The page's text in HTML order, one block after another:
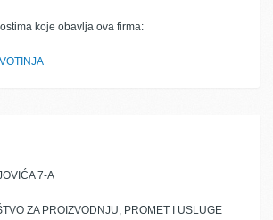
koje obavlja ova firma:
7-A
ZA PROIZVODNJU, PROMET I USLUGE